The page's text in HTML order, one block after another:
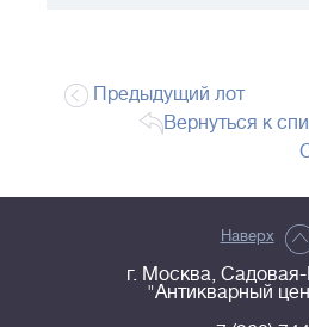
Предыдущий лот
Вернуться к
Наверх
г. Москва,
"Антикварный